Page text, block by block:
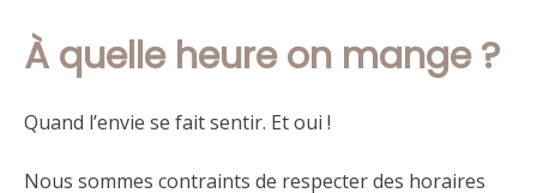
À quelle heure on mange ?
Quand l’envie se fait sentir. Et oui !
Nous sommes contraints de respecter des horaires